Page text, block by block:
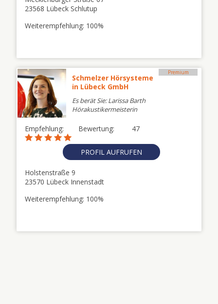
23568 Lübeck Schlutup
Weiterempfehlung: 100%
Premium
Schmelzer Hörsysteme
in Lübeck GmbH
Es berät Sie: Larissa Barth
Hörakustikermeisterin
Empfehlung: 47
Bewertung:
PROFIL AUFRUFEN
Holstenstraße 9
23570 Lübeck Innenstadt
Weiterempfehlung: 100%